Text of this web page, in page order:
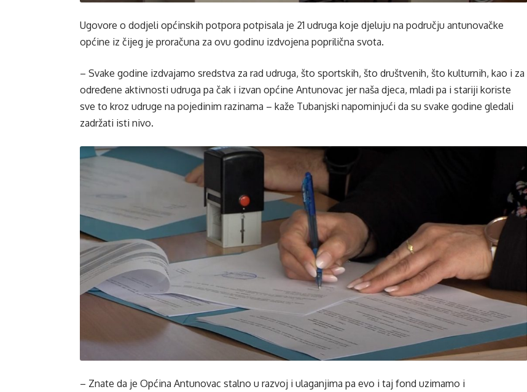
Ugovore o dodjeli općinskih potpora potpisala je 21 udruga koje djeluju na području antunovačke
općine iz čijeg je proračuna za ovu godinu izdvojena poprilična svota.
– Svake godine izdvajamo sredstva za rad udruga, što sportskih, što društvenih, što kulturnih, kao i za
određene aktivnosti udruga pa čak i izvan općine Antunovac jer naša djeca, mladi pa i stariji koriste
sve to kroz udruge na pojedinim razinama – kaže Tubanjski napominjući da su svake godine gledali
zadržati isti nivo.
– Znate da je Općina Antunovac stalno u razvoj i ulaganjima pa evo i taj fond uzimamo i